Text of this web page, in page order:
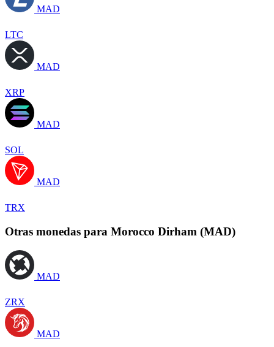
MAD
LTC
MAD
XRP
MAD
SOL
MAD
TRX
Otras monedas para Morocco Dirham (MAD)
MAD
ZRX
MAD